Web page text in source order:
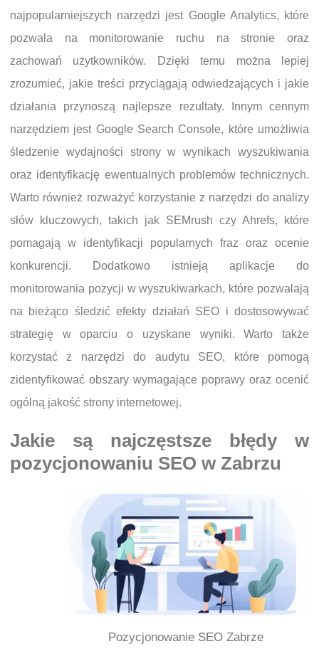
najpopularniejszych narzędzi jest Google Analytics, które
pozwala na monitorowanie ruchu na stronie oraz
zachowań użytkowników. Dzięki temu można lepiej
zrozumieć, jakie treści przyciągają odwiedzających i jakie
działania przynoszą najlepsze rezultaty. Innym cennym
narzędziem jest Google Search Console, które umożliwia
śledzenie wydajności strony w wynikach wyszukiwania
oraz identyfikację ewentualnych problemów technicznych.
Warto również rozważyć korzystanie z narzędzi do analizy
słów kluczowych, takich jak SEMrush czy Ahrefs, które
pomagają w identyfikacji popularnych fraz oraz ocenie
konkurencji. Dodatkowo istnieją aplikacje do
monitorowania pozycji w wyszukiwarkach, które pozwalają
na bieżąco śledzić efekty działań SEO i dostosowywać
strategię w oparciu o uzyskane wyniki. Warto także
korzystać z narzędzi do audytu SEO, które pomogą
zidentyfikować obszary wymagające poprawy oraz ocenić
ogólną jakość strony internetowej.
Jakie są najczęstsze błędy w
pozycjonowaniu SEO w Zabrzu
Pozycjonowanie SEO Zabrze